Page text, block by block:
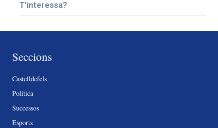
T’interessa?
Seccions
Castelldefels
Política
Successos
Esports